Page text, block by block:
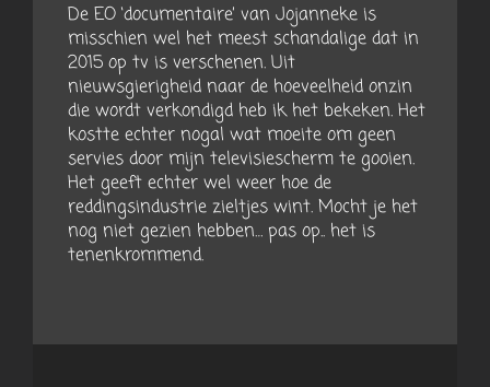
De EO ‘documentaire’ van Jojanneke is
misschien wel het meest schandalige dat in
2015 op tv is verschenen. Uit
nieuwsgierigheid naar de hoeveelheid onzin
die wordt verkondigd heb ik het bekeken. Het
kostte echter nogal wat moeite om geen
servies door mijn televisiescherm te gooien.
Het geeft echter wel weer hoe de
reddingsindustrie zieltjes wint. Mocht je het
nog niet gezien hebben… pas op.. het is
tenenkrommend.